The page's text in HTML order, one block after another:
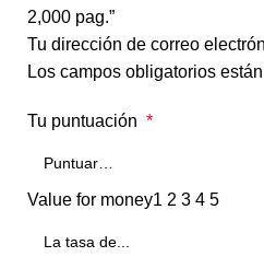
2,000 pag.”
Tu dirección de correo
Los campos obligatorios
Tu puntuación *
Value for money1 2 3 4 5